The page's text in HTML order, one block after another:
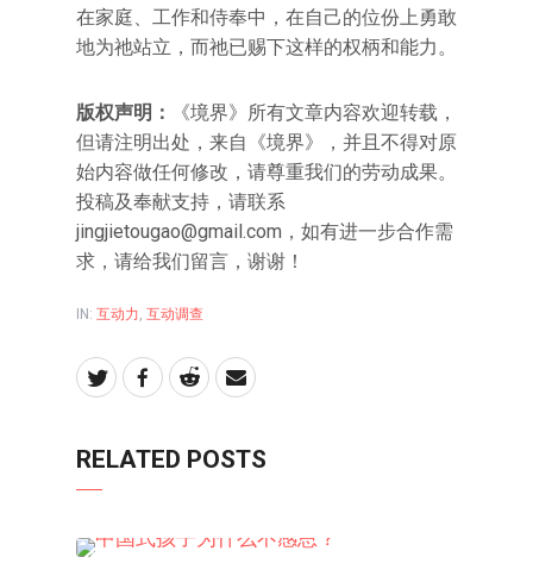
在家庭、工作和侍奉中，在自己的位份上勇敢
地为祂站立，而祂已赐下这样的权柄和能力。
版权声明：
《境界》所有文章内容欢迎转载，
但请注明出处，来自《境界》，并且不得对原
始内容做任何修改，请尊重我们的劳动成果。
投稿及奉献支持，请联系
jingjietougao@gmail.com，如有进一步合作需
求，请给我们留言，谢谢！
IN: 互动力, 互动调查
RELATED POSTS